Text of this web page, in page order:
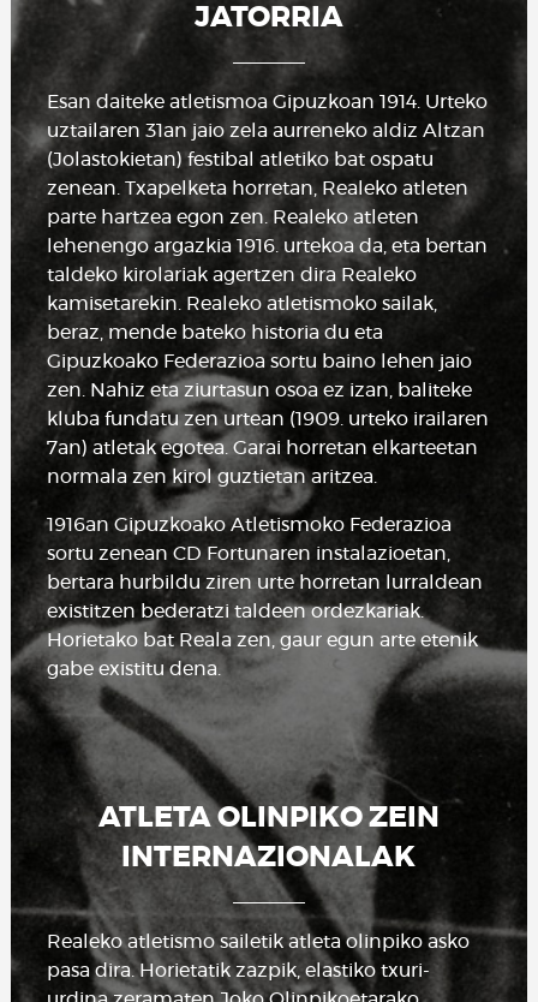
JATORRIA
Esan daiteke atletismoa Gipuzkoan 1914. Urteko
uztailaren 31an jaio zela aurreneko aldiz Altzan
(Jolastokietan) festibal atletiko bat ospatu
zenean. Txapelketa horretan, Realeko atleten
parte hartzea egon zen. Realeko atleten
lehenengo argazkia 1916. urtekoa da, eta bertan
taldeko kirolariak agertzen dira Realeko
kamisetarekin. Realeko atletismoko sailak,
beraz, mende bateko historia du eta
Gipuzkoako Federazioa sortu baino lehen jaio
zen. Nahiz eta ziurtasun osoa ez izan, baliteke
kluba fundatu zen urtean (1909. urteko irailaren
7an) atletak egotea. Garai horretan elkarteetan
normala zen kirol guztietan aritzea.
1916an Gipuzkoako Atletismoko Federazioa
sortu zenean CD Fortunaren instalazioetan,
bertara hurbildu ziren urte horretan lurraldean
existitzen bederatzi taldeen ordezkariak.
Horietako bat Reala zen, gaur egun arte etenik
gabe existitu dena.
ATLETA OLINPIKO ZEIN
INTERNAZIONALAK
Realeko atletismo sailetik atleta olinpiko asko
pasa dira. Horietatik zazpik, elastiko txuri-